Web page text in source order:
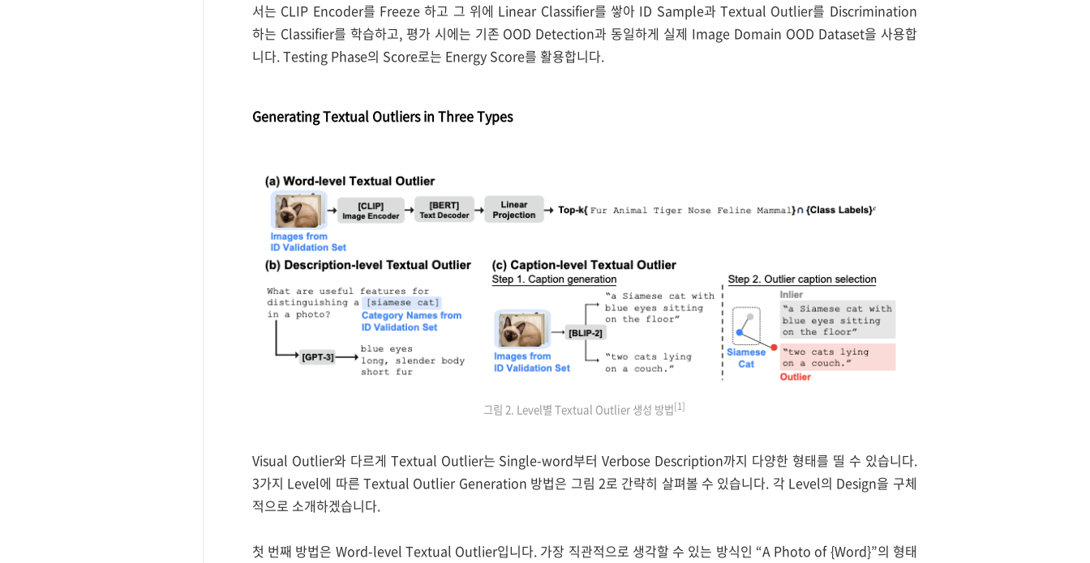
서는 CLIP Encoder를 Freeze 하고 그 위에 Linear Classifier를 쌓아 ID Sample과 Textual Outlier를 Discrimination
하는 Classifier를 학습하고, 평가 시에는 기존 OOD Detection과 동일하게 실제 Image Domain OOD Dataset을 사용합
니다. Testing Phase의 Score로는 Energy Score를 활용합니다.
Generating Textual Outliers in Three Types
그림 2. Level별 Textual Outlier 생성 방법[1]
Visual Outlier와 다르게 Textual Outlier는 Single-word부터 Verbose Description까지 다양한 형태를 띨 수 있습니다.
3가지 Level에 따른 Textual Outlier Generation 방법은 그림 2로 간략히 살펴볼 수 있습니다. 각 Level의 Design을 구체
적으로 소개하겠습니다.
첫 번째 방법은 Word-level Textual Outlier입니다. 가장 직관적으로 생각할 수 있는 방식인 “A Photo of {Word}”의 형태